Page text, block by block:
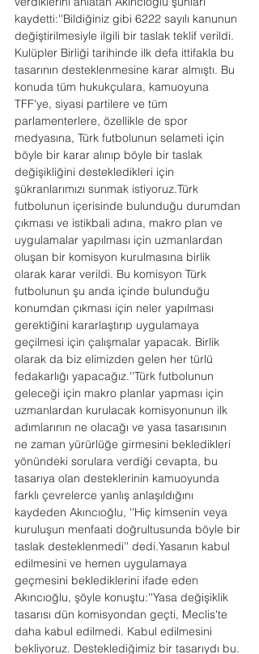
kaydetti:''Bildiğiniz gibi 6222 sayılı kanunun
değiştirilmesiyle ilgili bir taslak teklif verildi.
Kulüpler Birliği tarihinde ilk defa ittifakla bu
tasarının desteklenmesine karar almıştı. Bu
konuda tüm hukukçulara, kamuoyuna
TFF'ye, siyasi partilere ve tüm
parlamenterlere, özellikle de spor
medyasına, Türk futbolunun selameti için
böyle bir karar alınıp böyle bir taslak
değişikliğini destekledikleri için
şükranlarımızı sunmak istiyoruz.Türk
futbolunun içerisinde bulunduğu durumdan
çıkması ve istikbali adına, makro plan ve
uygulamalar yapılması için uzmanlardan
oluşan bir komisyon kurulmasına birlik
olarak karar verildi. Bu komisyon Türk
futbolunun şu anda içinde bulunduğu
konumdan çıkması için neler yapılması
gerektiğini kararlaştırıp uygulamaya
geçilmesi için çalışmalar yapacak. Birlik
olarak da biz elimizden gelen her türlü
fedakarlığı yapacağız.''Türk futbolunun
geleceği için makro planlar yapması için
uzmanlardan kurulacak komisyonunun ilk
adımlarının ne olacağı ve yasa tasarısının
ne zaman yürürlüğe girmesini bekledikleri
yönündeki sorulara verdiği cevapta, bu
tasarıya olan desteklerinin kamuoyunda
farklı çevrelerce yanlış anlaşıldığını
kaydeden Akıncıoğlu, ''Hiç kimsenin veya
kuruluşun menfaati doğrultusunda böyle bir
taslak desteklenmedi'' dedi.Yasanın kabul
edilmesini ve hemen uygulamaya
geçmesini beklediklerini ifade eden
Akıncıoğlu, şöyle konuştu:''Yasa değişiklik
tasarısı dün komisyondan geçti, Meclis'te
daha kabul edilmedi. Kabul edilmesini
bekliyoruz. Desteklediğimiz bir tasarıydı bu.